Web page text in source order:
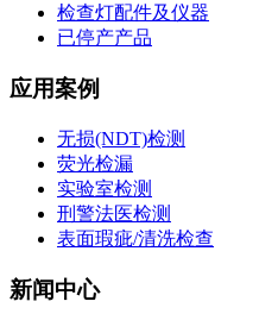
检查灯配件及仪器
已停产产品
应用案例
无损(NDT)检测
荧光检漏
实验室检测
刑警法医检测
表面瑕疵/清洗检查
新闻中心